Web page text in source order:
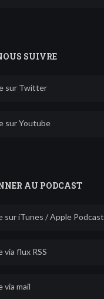
SUIVRE
sur Twitter
sur Youtube
AU PODCAST
sur iTunes / Apple Podcast
via flux RSS
via mail